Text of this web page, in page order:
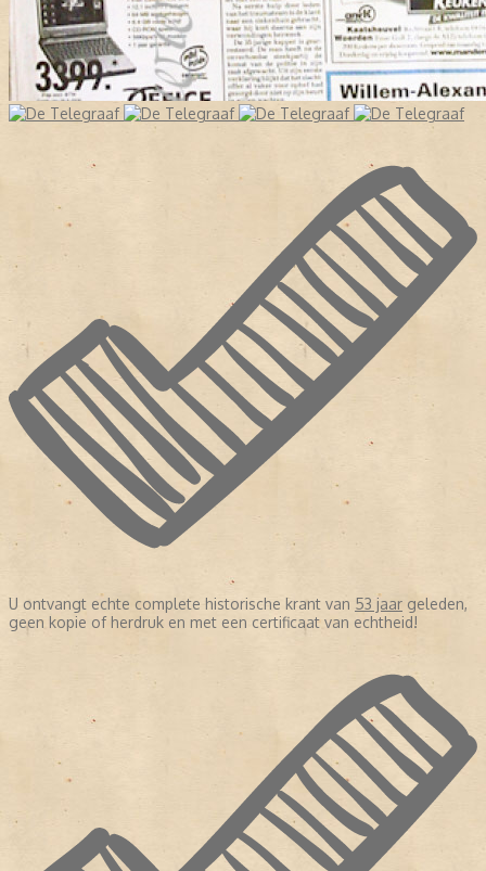
U ontvangt echte complete historische krant van 53 jaar geleden,
geen kopie of herdruk en met een certificaat van echtheid!